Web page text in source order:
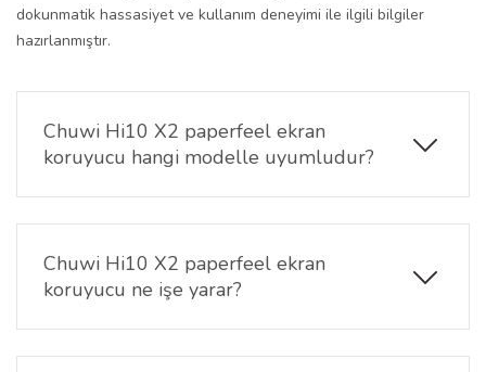
dokunmatik hassasiyet ve kullanım deneyimi ile ilgili bilgiler
hazırlanmıştır.
Chuwi Hi10 X2 paperfeel ekran
koruyucu hangi modelle uyumludur?
Bu ürün yalnızcaChuwi Hi10 X2 10.1 inç tablet
modeli ile uyumludur. Tablet ekran ölçülerine uygun
olarak hazırlanmıştır.
Chuwi Hi10 X2 paperfeel ekran
koruyucu ne işe yarar?
Paperfeel ekran koruyucu özel yüzeyi sayesinde
ekrandakağıt benzeri bir kullanım hissioluşturur.